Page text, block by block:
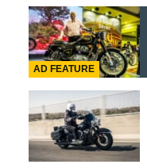
AD FEATURE